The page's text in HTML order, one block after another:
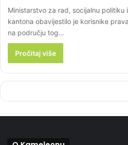
Ministarstvo za rad, socijalnu politiku
kantona obavijestilo je korisnike
na području tog…
Pročitaj više